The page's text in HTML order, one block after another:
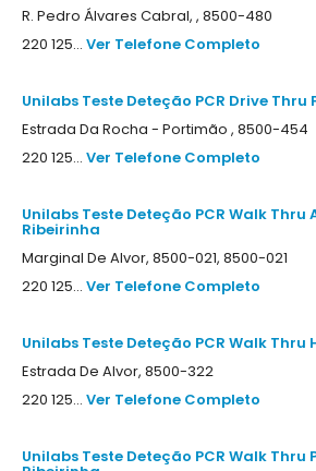
R. Pedro Álvares Cabral, , 8500-480
220 125... Ver Telefone Completo
Unilabs Teste Deteção PCR Drive Thru
Estrada Da Rocha - Portimão , 8500-454
220 125... Ver Telefone Completo
Unilabs Teste Deteção PCR Walk Thru
Ribeirinha
Marginal De Alvor, 8500-021, 8500-021
220 125... Ver Telefone Completo
Unilabs Teste Deteção PCR Walk Thru
Estrada De Alvor, 8500-322
220 125... Ver Telefone Completo
Unilabs Teste Deteção PCR Walk Thru